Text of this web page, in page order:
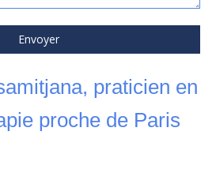
Envoyer
praticien en
proche de Paris